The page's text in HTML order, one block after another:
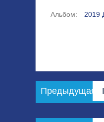
Альбом: 2019
Навигация
по
Предыдущая